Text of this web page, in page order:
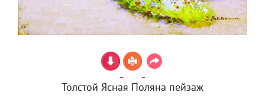
Толстой Ясная Поляна пейзаж